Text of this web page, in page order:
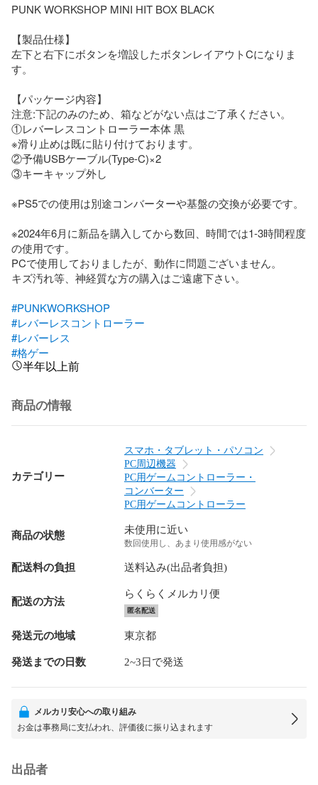
PUNK WORKSHOP MINI HIT BOX BLACK
【製品仕様】
左下と右下にボタンを増設したボタンレイアウトCになりま
す。
【パッケージ内容】
注意:下記のみのため、箱などがない点はご了承ください。
①レバーレスコントローラー本体 黒
※滑り止めは既に貼り付けております。
②予備USBケーブル(Type-C)×2
③キーキャップ外し
※PS5での使用は別途コンバーターや基盤の交換が必要です。
※2024年6月に新品を購入してから数回、時間では1-3時間程度
の使用です。
PCで使用しておりましたが、動作に問題ございません。
キズ汚れ等、神経質な方の購入はご遠慮下さい。
#PUNKWORKSHOP
#レバーレスコントローラー
#レバーレス
#格ゲー
半年以上前
商品の情報
カテゴリー
スマホ・タブレット・パソコン
PC周辺機器
PC用ゲームコントローラー・
コンバーター
PC用ゲームコントローラー
商品の状態 未使用に近い
数回使用し、あまり使用感がない
配送料の負担 送料込み(出品者負担)
配送の方法
らくらくメルカリ便
匿名配送
発送元の地域 東京都
発送までの日数 2~3日で発送
メルカリ安心への取り組み
お金は事務局に支払われ、評価後に振り込まれます
出品者